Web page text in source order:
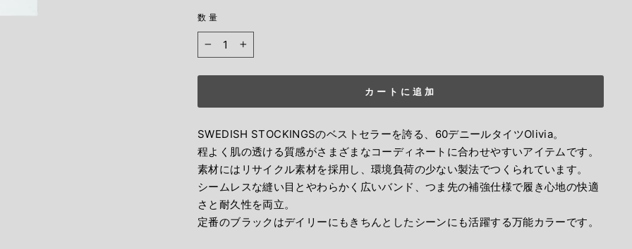
数量
+
カートに追加
SWEDISH STOCKINGSのベストセラーを誇る、60デニールタイツOlivia。
程よく肌の透ける質感がさまざまなコーディネートに合わせやすいアイテムです。
素材にはリサイクル素材を採用し、環境負荷の少ない製法でつくられています。
シームレスな縫い目とやわらかく広いバンド、つま先の補強仕様で履き心地の快適
さと耐久性を両立。
定番のブラックはデイリーにもきちんとしたシーンにも活躍する万能カラーです。